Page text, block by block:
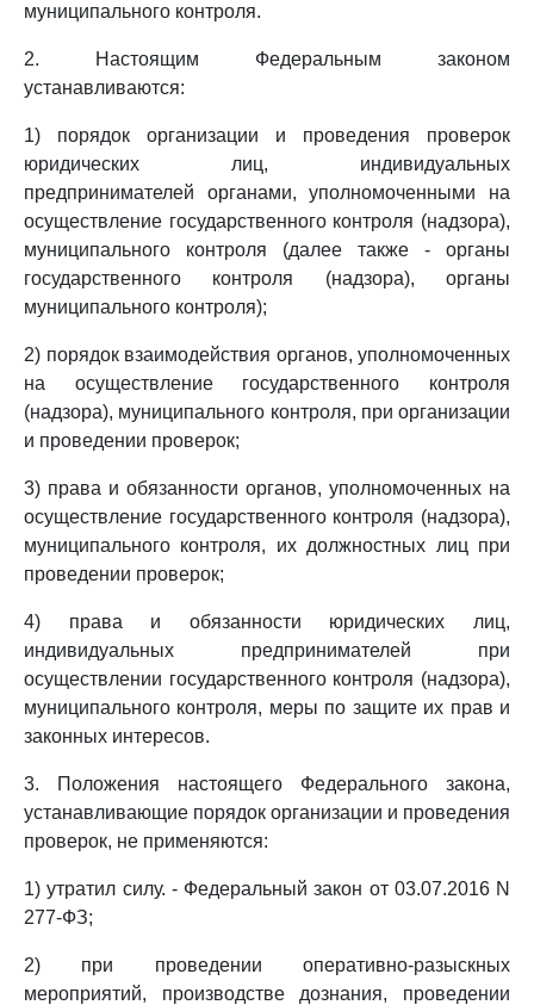
муниципального контроля.
2. Настоящим Федеральным законом
устанавливаются:
1) порядок организации и проведения проверок
юридических лиц, индивидуальных
предпринимателей органами, уполномоченными на
осуществление государственного контроля (надзора),
муниципального контроля (далее также - органы
государственного контроля (надзора), органы
муниципального контроля);
2) порядок взаимодействия органов, уполномоченных
на осуществление государственного контроля
(надзора), муниципального контроля, при организации
и проведении проверок;
3) права и обязанности органов, уполномоченных на
осуществление государственного контроля (надзора),
муниципального контроля, их должностных лиц при
проведении проверок;
4) права и обязанности юридических лиц,
индивидуальных предпринимателей при
осуществлении государственного контроля (надзора),
муниципального контроля, меры по защите их прав и
законных интересов.
3. Положения настоящего Федерального закона,
устанавливающие порядок организации и проведения
проверок, не применяются:
1) утратил силу. - Федеральный закон от 03.07.2016 N
277-ФЗ;
2) при проведении оперативно-разыскных
мероприятий, производстве дознания, проведении